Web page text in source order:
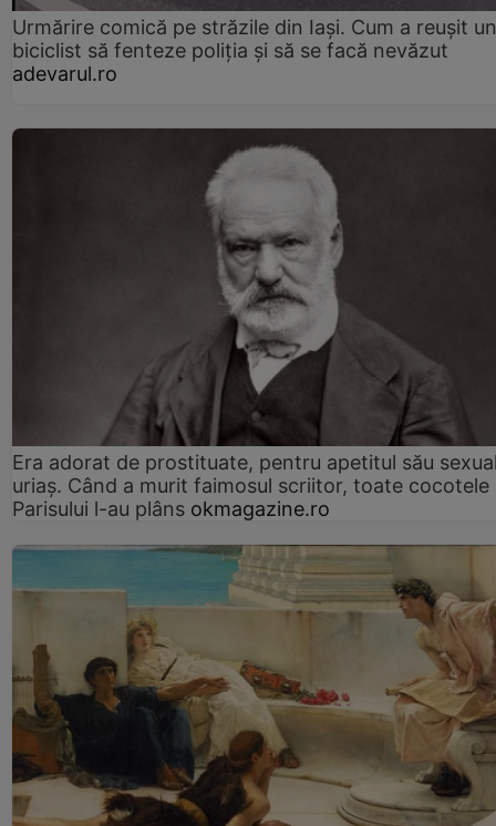
Urmărire comică pe străzile din Iași. Cum a reușit un
biciclist să fenteze poliția și să se facă nevăzut
adevarul.ro
Era adorat de prostituate, pentru apetitul său
uriaș. Când a murit faimosul scriitor, toate cocotele
Parisului l-au plâns okmagazine.ro